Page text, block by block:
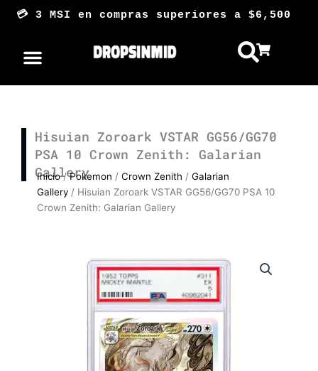
💳 3 MSI en compras superiores a
Hisuian Zoroark VSTAR GG56/GG70
PSA 10 Crown Zenith: Galarian
Gallery
Inicio/Pokemon / Crown Zenith / Galarian
Gallery / Hisuian Zoroark VSTAR GG56/GG70 PSA 10
Crown Zenith: Galarian Gallery